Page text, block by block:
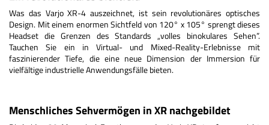
Was das Varjo XR-4 auszeichnet, ist sein revolutionäres optisches
Design. Mit einem enormen Sichtfeld von 120° x 105° sprengt dieses
Headset die Grenzen des Standards „volles binokulares Sehen”.
Tauchen Sie ein in Virtual- und Mixed-Reality-Erlebnisse mit
faszinierender Tiefe, die eine neue Dimension der Immersion für
vielfältige industrielle Anwendungsfälle bieten.
Menschliches Sehvermögen in XR nachgebildet